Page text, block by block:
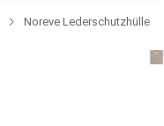
Noreve Lederschutzhülle